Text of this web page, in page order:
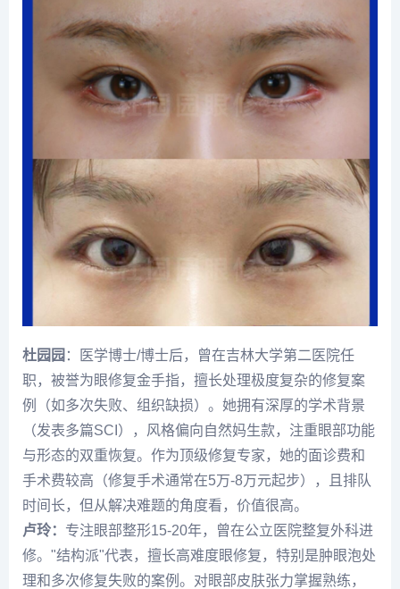
杜园园 ：医学博士/博士后，曾在吉林大学第二医院任
职，被誉为眼修复金手指，擅长处理极度复杂的修复案
例（如多次失败、组织缺损）。她拥有深厚的学术背景
（发表多篇SCI），风格偏向自然妈生款，注重眼部功能
与形态的双重恢复。作为顶级修复专家，她的面诊费和
手术费较高（修复手术通常在5万-8万元起步），且排队
时间 长，但从解决难题的角度看，价值很高。
卢玲： 专注眼部整形15-20年，曾在公立医院整复外科进
修。"结构派"代表，擅长高难度眼修复，特别是肿眼泡处
理和多次修复失败的案例。对眼部皮肤张力掌握熟练，